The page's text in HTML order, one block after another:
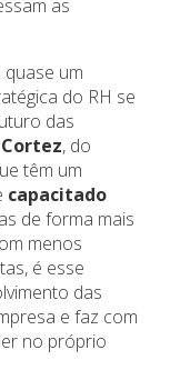
as
um
do RH se
das
Cortez, do
têm um
capacitado
de forma mais
menos
é esse
das
e faz com
no próprio